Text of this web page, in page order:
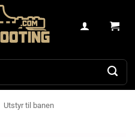
Utstyr til banen